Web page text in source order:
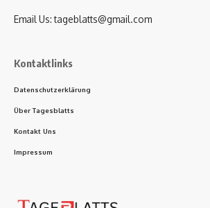
Email Us:tageblatts@gmail.com
Kontaktlinks
Datenschutzerklärung
Über Tagesblatts
Kontakt Uns
Impressum